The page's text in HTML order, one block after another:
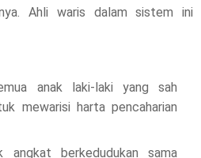
Ahli waris dalam sistem ini
anak laki-laki yang sah
mewarisi harta pencaharian
angkat berkedudukan sama